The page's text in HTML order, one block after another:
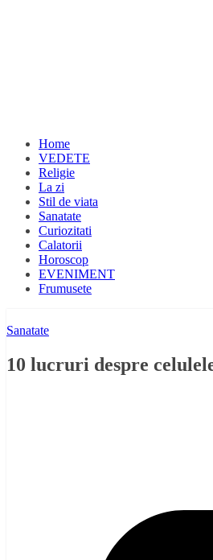
Home
VEDETE
Religie
La zi
Stil de viata
Sanatate
Curiozitati
Calatorii
Horoscop
EVENIMENT
Frumusete
Sanatate
10 lucruri despre